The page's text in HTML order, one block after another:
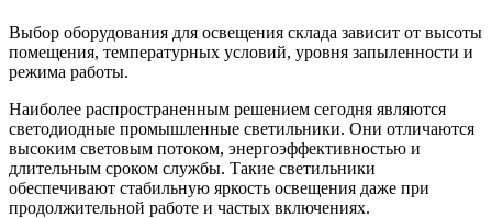
Выбор оборудования для освещения склада зависит от высоты
помещения, температурных условий, уровня запыленности и
режима работы.
Наиболее распространенным решением сегодня являются
светодиодные промышленные светильники. Они отличаются
высоким световым потоком, энергоэффективностью и
длительным сроком службы. Такие светильники
обеспечивают стабильную яркость освещения даже при
продолжительной работе и частых включениях.